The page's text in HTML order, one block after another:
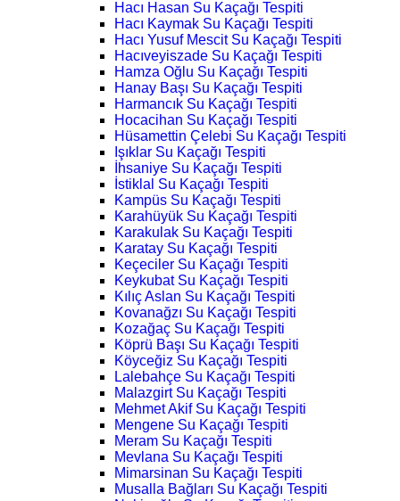
Hacı Hasan Su Kaçağı Tespiti
Hacı Kaymak Su Kaçağı Tespiti
Hacı Yusuf Mescit Su Kaçağı Tespiti
Hacıveyiszade Su Kaçağı Tespiti
Hamza Oğlu Su Kaçağı Tespiti
Hanay Başı Su Kaçağı Tespiti
Harmancık Su Kaçağı Tespiti
Hocacihan Su Kaçağı Tespiti
Hüsamettin Çelebi Su Kaçağı Tespiti
Işıklar Su Kaçağı Tespiti
İhsaniye Su Kaçağı Tespiti
İstiklal Su Kaçağı Tespiti
Kampüs Su Kaçağı Tespiti
Karahüyük Su Kaçağı Tespiti
Karakulak Su Kaçağı Tespiti
Karatay Su Kaçağı Tespiti
Keçeciler Su Kaçağı Tespiti
Keykubat Su Kaçağı Tespiti
Kılıç Aslan Su Kaçağı Tespiti
Kovanağzı Su Kaçağı Tespiti
Kozağaç Su Kaçağı Tespiti
Köprü Başı Su Kaçağı Tespiti
Köyceğiz Su Kaçağı Tespiti
Lalebahçe Su Kaçağı Tespiti
Malazgirt Su Kaçağı Tespiti
Mehmet Akif Su Kaçağı Tespiti
Mengene Su Kaçağı Tespiti
Meram Su Kaçağı Tespiti
Mevlana Su Kaçağı Tespiti
Mimarsinan Su Kaçağı Tespiti
Musalla Bağları Su Kaçağı Tespiti